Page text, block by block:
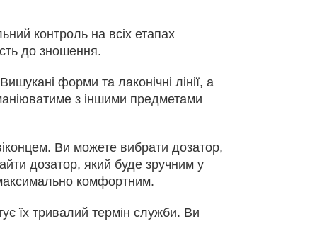
контроль на всіх етапах
до зношення.
форми та лаконічні лінії, а
з іншими предметами
Ви можете вибрати дозатор,
дозатор, який буде зручним у
комфортним.
їх тривалий термін служби. Ви